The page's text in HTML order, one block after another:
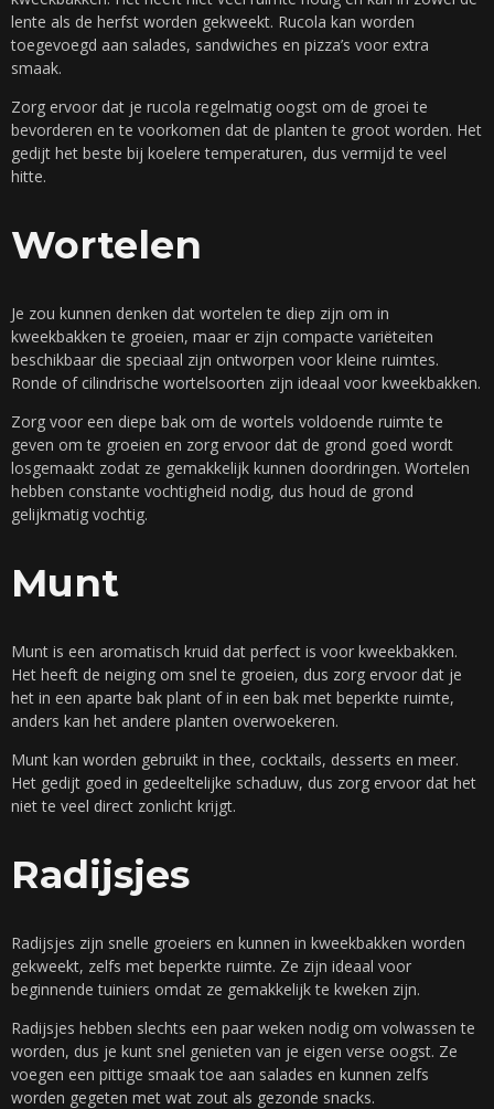
lente als de herfst worden gekweekt. Rucola kan worden
toegevoegd aan salades, sandwiches en pizza’s voor extra
smaak.
Zorg ervoor dat je rucola regelmatig oogst om de groei te
bevorderen en te voorkomen dat de planten te groot worden. Het
gedijt het beste bij koelere temperaturen, dus vermijd te veel
hitte.
Wortelen
Je zou kunnen denken dat wortelen te diep zijn om in
kweekbakken te groeien, maar er zijn compacte variëteiten
beschikbaar die speciaal zijn ontworpen voor kleine ruimtes.
Ronde of cilindrische wortelsoorten zijn ideaal voor kweekbakken.
Zorg voor een diepe bak om de wortels voldoende ruimte te
geven om te groeien en zorg ervoor dat de grond goed wordt
losgemaakt zodat ze gemakkelijk kunnen doordringen. Wortelen
hebben constante vochtigheid nodig, dus houd de grond
gelijkmatig vochtig.
Munt
Munt is een aromatisch kruid dat perfect is voor kweekbakken.
Het heeft de neiging om snel te groeien, dus zorg ervoor dat je
het in een aparte bak plant of in een bak met beperkte ruimte,
anders kan het andere planten overwoekeren.
Munt kan worden gebruikt in thee, cocktails, desserts en meer.
Het gedijt goed in gedeeltelijke schaduw, dus zorg ervoor dat het
niet te veel direct zonlicht krijgt.
Radijsjes
Radijsjes zijn snelle groeiers en kunnen in kweekbakken worden
gekweekt, zelfs met beperkte ruimte. Ze zijn ideaal voor
beginnende tuiniers omdat ze gemakkelijk te kweken zijn.
Radijsjes hebben slechts een paar weken nodig om volwassen te
worden, dus je kunt snel genieten van je eigen verse oogst. Ze
voegen een pittige smaak toe aan salades en kunnen zelfs
worden gegeten met wat zout als gezonde snacks.